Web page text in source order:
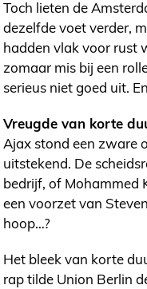
Toch lieten de
dezelfde voet verder,
hadden vlak voor rust
zomaar mis bij een
serieus niet goed uit.
Vreugde van korte
Ajax stond een zware
uitstekend. De
bedrijf, of Mohammed
een voorzet van
hoop…?
Het bleek van korte
rap tilde Union Berlin